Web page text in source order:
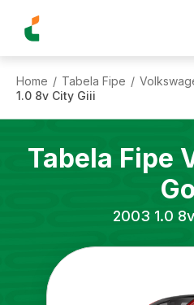
Home / Tabela Fipe /
1.0 8v City Giii
Tabela Fipe
2003 1.0